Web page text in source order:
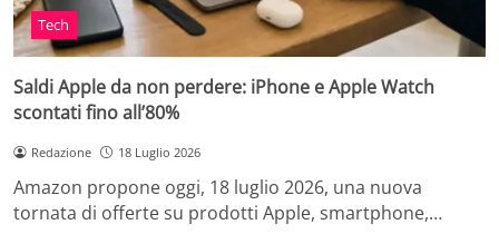
Tech
Saldi Apple da non perdere: iPhone e Apple Watch
scontati fino all’80%
Redazione 18 Luglio 2026
Amazon propone oggi, 18 luglio 2026, una nuova
tornata di offerte su prodotti Apple, smartphone,…